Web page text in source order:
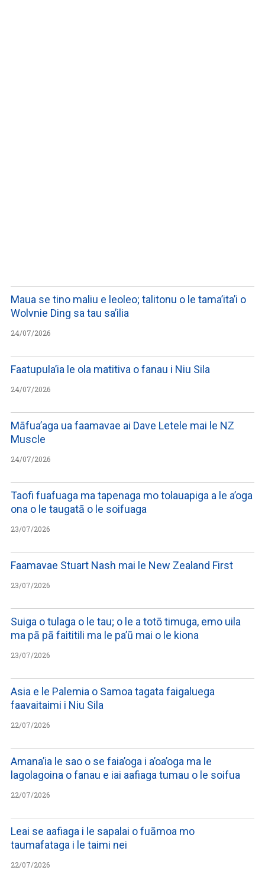
Maua se tino maliu e leoleo; talitonu o le tama’ita’i o
Wolvnie Ding sa tau sa’ilia
24/07/2026
Faatupula’ia le ola matitiva o fanau i Niu Sila
24/07/2026
Māfua’aga ua faamavae ai Dave Letele mai le NZ
Muscle
24/07/2026
Taofi fuafuaga ma tapenaga mo tolauapiga a le a’oga
ona o le taugatā o le soifuaga
23/07/2026
Faamavae Stuart Nash mai le New Zealand First
23/07/2026
Suiga o tulaga o le tau; o le a totō timuga, emo uila
ma pā pā faititili ma le pa’ū mai o le kiona
23/07/2026
Asia e le Palemia o Samoa tagata faigaluega
faavaitaimi i Niu Sila
22/07/2026
Amana’ia le sao o se faia’oga i a’oa’oga ma le
lagolagoina o fanau e iai aafiaga tumau o le soifua
22/07/2026
Leai se aafiaga i le sapalai o fuāmoa mo
taumafataga i le taimi nei
22/07/2026